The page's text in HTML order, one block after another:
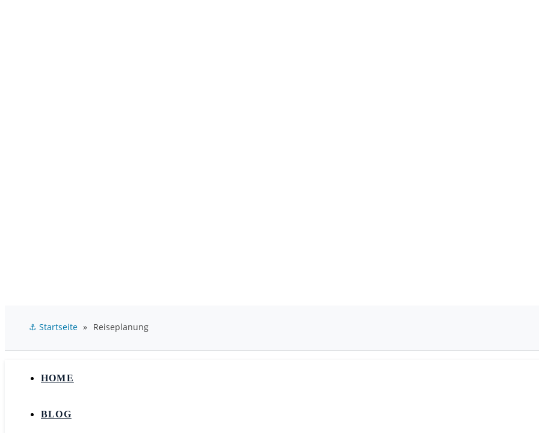
⚓ Startseite » Reiseplanung
HOME
BLOG